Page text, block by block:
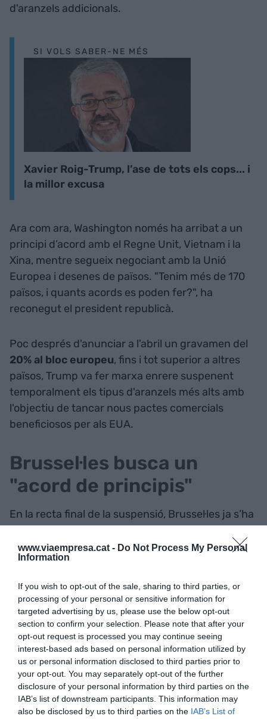
www.viaempresa.cat - Do Not Process My Personal
Information
If you wish to opt-out of the sale, sharing to third parties, or
processing of your personal or sensitive information for
targeted advertising by us, please use the below opt-out
section to confirm your selection. Please note that after your
opt-out request is processed you may continue seeing
interest-based ads based on personal information utilized by
us or personal information disclosed to third parties prior to
your opt-out. You may separately opt-out of the further
disclosure of your personal information by third parties on the
IAB’s list of downstream participants. This information may
also be disclosed by us to third parties on the IAB’s List of
d'aranzels addicionals.
SI VOLS SABER-NE MÉS
Xavier Roig-Trump, l’ase de tots els cops... i
la millor excusa
Ara com ara, Washington només ha arribat a un
principi d’acord amb el Regne Unit, Vietnam i la
Xina, mentre segueix negociant amb la Unió
Europea i desenes de països. "Tenim més de 170
països, i quants acords es poden fer?", ha
reconegut el president republicà.
Poc després d'anunciar a l'abril un gravamen del
20% al bloc europeu, fins i tot superior a altres
països, Trump va fer marxa enrere suspenent
temporalment els tipus d'aranzels més alts amb
l'objectiu de tancar nous pactes comercials
beneficiosos per als EUA.
Brussel·les busca un
"acord de principis"
En la recta final de la suspensió, Brussel·les ja s’ha
principis” i deixar els “detalls” per a més endavant
amb l'objectiu d'esquivar una nova pujada
aplicant aranzels del 50% a l’acer i l’alumini, del
25% als cotxes i del 10% a totes les importacions
de la UE.
AfegirVIA Empresa com a font preferida de
Google de forma gratuïta
Estigues informat amb les últimes notícies d'actualitat
ACTIVAR ARA